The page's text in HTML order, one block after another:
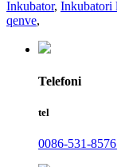
Inkubator, Inkubatori
qenve,
Telefoni
tel
0086-531-